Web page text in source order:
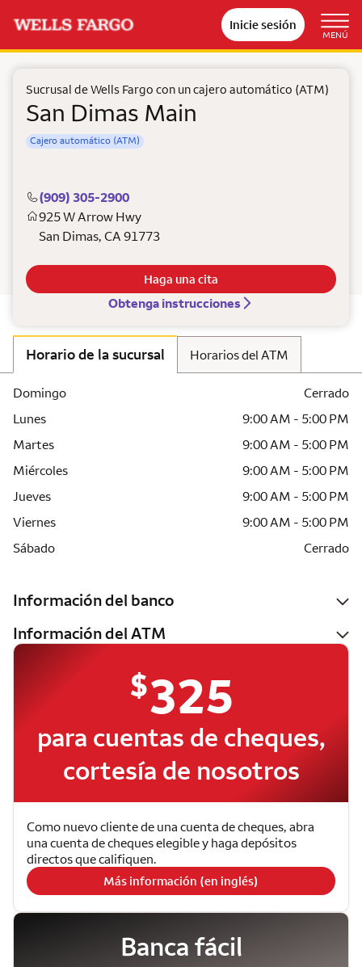
Inicie sesión
MENÚ
Sucrusal de Wells Fargo con un cajero automático (ATM)
San Dimas Main
Cajero automático (ATM)
(909) 305-2900
925 W Arrow Hwy
San Dimas, CA 91773
Obtenga instrucciones
Haga una cita
Horario de la sucursal Horarios del ATM
Domingo
Cerrado
Lunes
9:00 AM - 5:00 PM
Martes
9:00 AM - 5:00 PM
Miércoles
9:00 AM - 5:00 PM
Jueves
9:00 AM - 5:00 PM
Viernes
9:00 AM - 5:00 PM
Sábado
Cerrado
Información del banco
Información del ATM
$325
para cuentas de cheques,
cortesía de nosotros
Como nuevo cliente de una cuenta de cheques, abra
una cuenta de cheques elegible y haga depósitos
directos que califiquen.
Más información (en inglés)
Banca fácil